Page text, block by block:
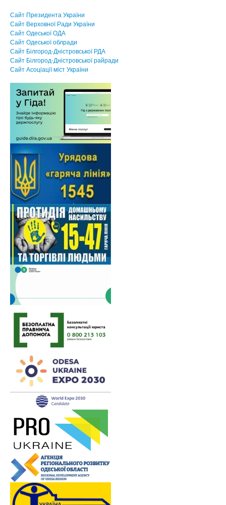
Сайт Президента України
Сайт Верховної Ради України
Сайт Одеської ОДА
Сайт Одеської облради
Сайт Білгород-Дністровської РДА
Сайт Білгород-Дністровської райради
Сайт Асоцiацiї мiст України